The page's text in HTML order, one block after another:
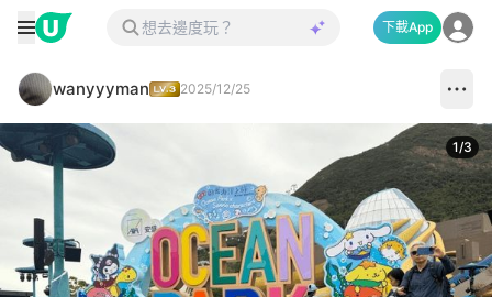
下載App
wanyyyman 2025/12/25
1/3